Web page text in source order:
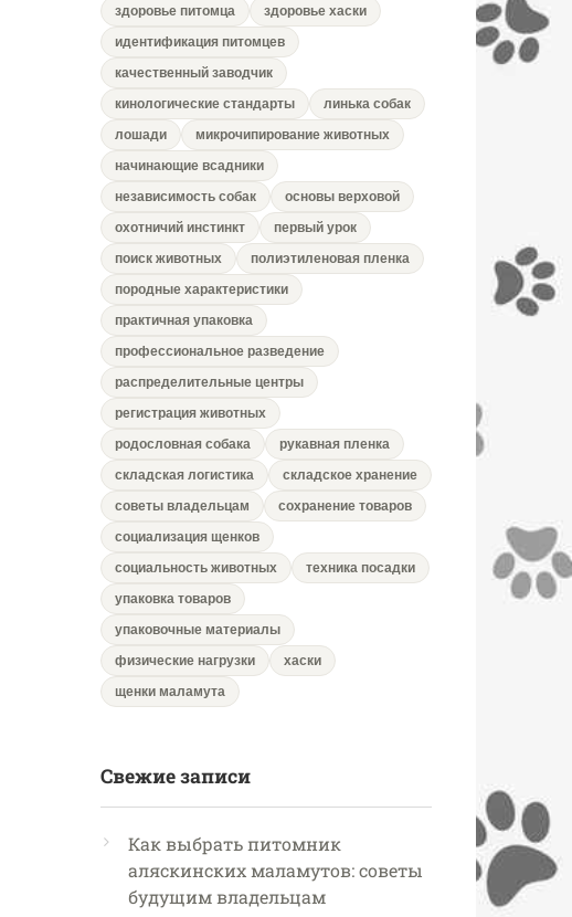
здоровье питомца
здоровье хаски
идентификация питомцев
качественный заводчик
кинологические стандарты
линька собак
лошади
микрочипирование животных
начинающие всадники
независимость собак
основы верховой
охотничий инстинкт
первый урок
поиск животных
полиэтиленовая пленка
породные характеристики
практичная упаковка
профессиональное разведение
распределительные центры
регистрация животных
родословная собака
рукавная пленка
складская логистика
складское хранение
советы владельцам
сохранение товаров
социализация щенков
социальность животных
техника посадки
упаковка товаров
упаковочные материалы
физические нагрузки
хаски
щенки маламута
Свежие записи
Как выбрать питомник
аляскинских маламутов: советы
будущим владельцам